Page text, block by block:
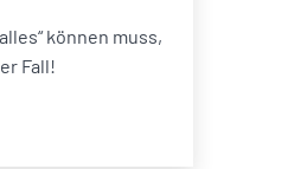
können muss,
Fall!